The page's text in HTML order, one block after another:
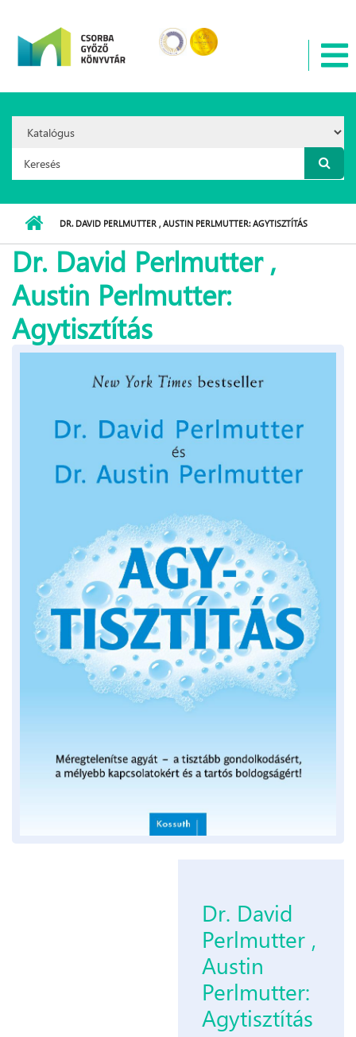
Option:
Keresés űrlap
DR. DAVID PERLMUTTER , AUSTIN PERLMUTTER: AGYTISZTÍTÁS
Dr. David Perlmutter ,
Austin Perlmutter:
Agytisztítás
Dr. David
Perlmutter ,
Austin
Perlmutter:
Agytisztítás